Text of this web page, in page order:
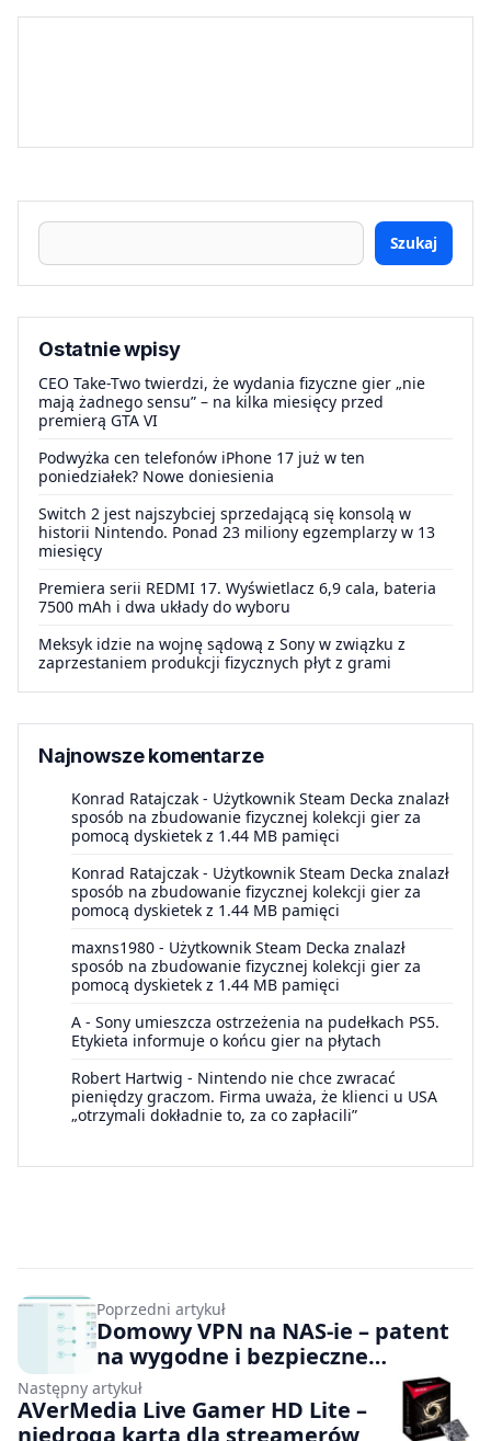
Szukaj
Ostatnie wpisy
CEO Take-Two twierdzi, że wydania fizyczne gier „nie
mają żadnego sensu” – na kilka miesięcy przed
premierą GTA VI
Podwyżka cen telefonów iPhone 17 już w ten
poniedziałek? Nowe doniesienia
Switch 2 jest najszybciej sprzedającą się konsolą w
historii Nintendo. Ponad 23 miliony egzemplarzy w 13
miesięcy
Premiera serii REDMI 17. Wyświetlacz 6,9 cala, bateria
7500 mAh i dwa układy do wyboru
Meksyk idzie na wojnę sądową z Sony w związku z
zaprzestaniem produkcji fizycznych płyt z grami
Najnowsze komentarze
Konrad Ratajczak - Użytkownik Steam Decka znalazł
sposób na zbudowanie fizycznej kolekcji gier za
pomocą dyskietek z 1.44 MB pamięci
Konrad Ratajczak - Użytkownik Steam Decka znalazł
sposób na zbudowanie fizycznej kolekcji gier za
pomocą dyskietek z 1.44 MB pamięci
maxns1980 - Użytkownik Steam Decka znalazł
sposób na zbudowanie fizycznej kolekcji gier za
pomocą dyskietek z 1.44 MB pamięci
A - Sony umieszcza ostrzeżenia na pudełkach PS5.
Etykieta informuje o końcu gier na płytach
Robert Hartwig - Nintendo nie chce zwracać
pieniędzy graczom. Firma uważa, że klienci u USA
„otrzymali dokładnie to, za co zapłacili”
Poprzedni artykuł
Domowy VPN na NAS-ie – patent
na wygodne i bezpieczne
surfowanie
Następny artykuł
AVerMedia Live Gamer HD Lite –
niedroga karta dla streamerów